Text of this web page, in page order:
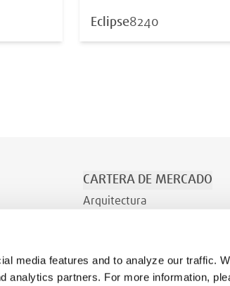
media features and to analyze our traffic.
analytics partners. For more information,
Eclipse8240
CARTERA DE MERCADO
Arquitectura